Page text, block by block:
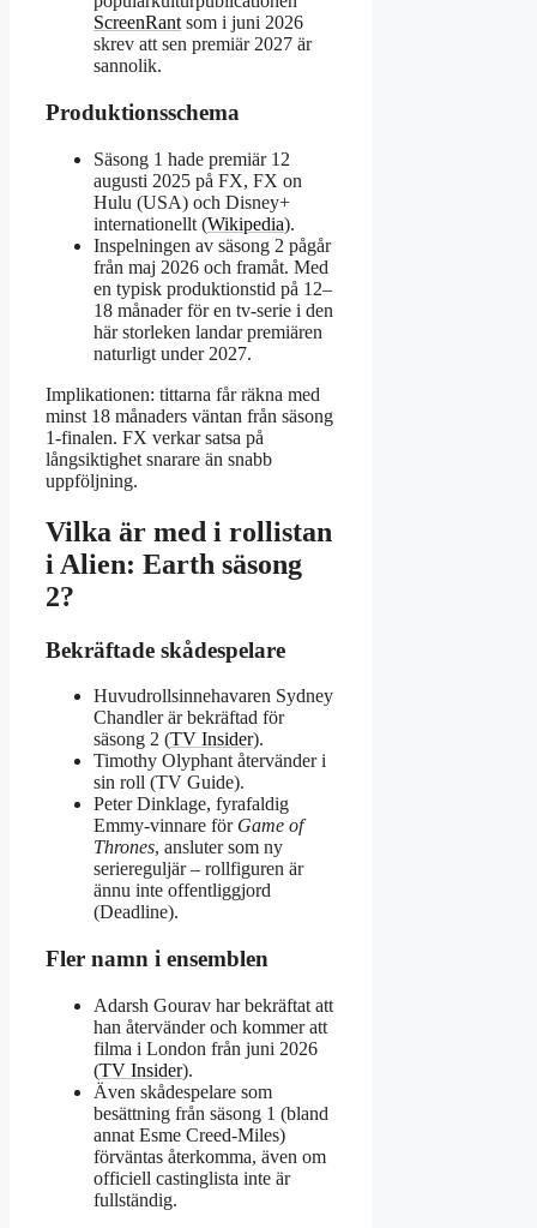
ScreenRantsom i juni 2026
skrev att sen premiär 2027 är
sannolik.
Produktionsschema
Säsong 1 hade premiär 12
augusti 2025 på FX, FX on
Hulu (USA) och Disney+
internationellt (Wikipedia).
Inspelningen av säsong 2 pågår
från maj 2026 och framåt. Med
en typisk produktionstid på 12–
18 månader för en tv-serie i den
här storleken landar premiären
naturligt under 2027.
Implikationen: tittarna får räkna med
minst 18 månaders väntan från säsong
1-finalen. FX verkar satsa på
långsiktighet snarare än snabb
uppföljning.
Vilka är med i rollistan
i Alien: Earth säsong
2?
Bekräftade skådespelare
Huvudrollsinnehavaren Sydney
Chandler är bekräftad för
säsong 2 (TV Insider).
Timothy Olyphant återvänder i
sin roll (TV Guide).
Peter Dinklage, fyrafaldig
Emmy-vinnare för Game of
Thrones, ansluter som ny
seriereguljär – rollfiguren är
ännu inte offentliggjord
(Deadline).
Fler namn i ensemblen
Adarsh Gourav har bekräftat att
han återvänder och kommer att
filma i London från juni 2026
(TV Insider).
Även skådespelare som
besättning från säsong 1 (bland
annat Esme Creed-Miles)
förväntas återkomma, även om
officiell castinglista inte är
fullständig.